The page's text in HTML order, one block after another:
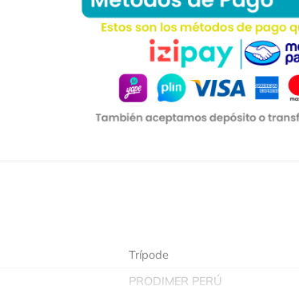
Trípode
PRODIMER PERÚ